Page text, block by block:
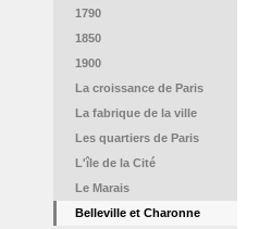
1790
1850
1900
La croissance de Paris
La fabrique de la ville
Les quartiers de Paris
L'île de la Cité
Le Marais
Belleville et Charonne